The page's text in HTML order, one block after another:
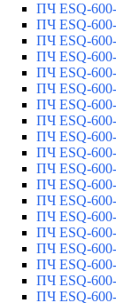
ПЧ ESQ-
ПЧ ESQ-
ПЧ ESQ-
ПЧ ESQ-
ПЧ ESQ-
ПЧ ESQ-
ПЧ ESQ-
ПЧ ESQ-
ПЧ ESQ-
ПЧ ESQ-
ПЧ ESQ-
ПЧ ESQ-
ПЧ ESQ-
ПЧ ESQ-
ПЧ ESQ-
ПЧ ESQ-
ПЧ ESQ-
ПЧ ESQ-
ПЧ ESQ-